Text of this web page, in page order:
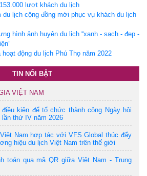
153.000 lượt khách du lịch
du lịch cộng đồng mới phục vụ khách du lịch
hình ảnh huyện du lịch “xanh - sạch - đẹp -
động du lịch Phú Thọ năm 2022
TIN NỔI BẬT
VIỆT NAM
kiện để tổ chức thành công Ngày hội
lần thứ IV năm 2026
Nam hợp tác với VFS Global thúc đẩy
hiệu du lịch Việt Nam trên thế giới
toán qua mã QR giữa Việt Nam - Trung